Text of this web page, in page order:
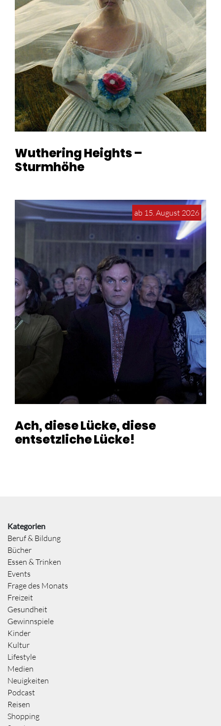
Wuthering Heights –
Sturmhöhe
ab 15. August 2026
Ach, diese Lücke, diese
entsetzliche Lücke!
Kategorien
Beruf & Bildung
Bücher
Essen & Trinken
Events
Frage des Monats
Freizeit
Gesundheit
Gewinnspiele
Kinder
Kultur
Lifestyle
Medien
Neuigkeiten
Podcast
Reisen
Shopping